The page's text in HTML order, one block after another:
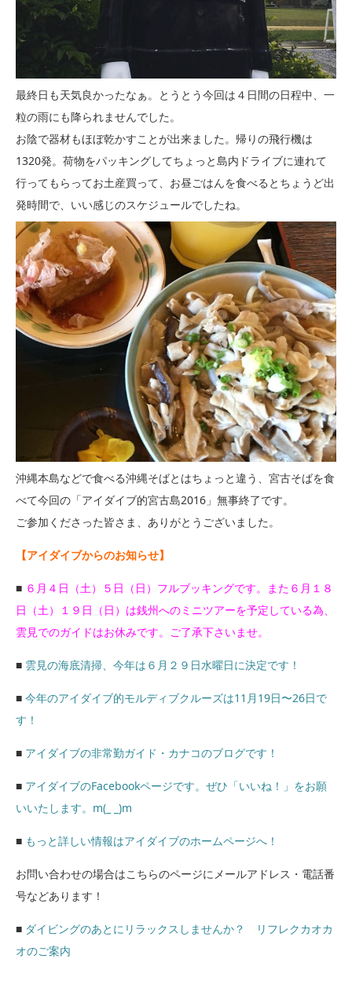
最終日も天気良かったなぁ。とうとう今回は４日間の日程中、一
粒の雨にも降られませんでした。
お陰で器材もほぼ乾かすことが出来ました。帰りの飛行機は
1320発。荷物をパッキングしてちょっと島内ドライブに連れて
行ってもらってお土産買って、お昼ごはんを食べるとちょうど出
発時間で、いい感じのスケジュールでしたね。
沖縄本島などで食べる沖縄そばとはちょっと違う、宮古そばを食
べて今回の「アイダイブ的宮古島2016」無事終了です。
ご参加くださった皆さま、ありがとうございました。
【アイダイブからのお知らせ】
■ ６月４日（土）５日（日）フルブッキングです。また６月１８
日（土）１９日（日）は銭州へのミニツアーを予定している為、
雲見でのガイドはお休みです。ご了承下さいませ。
■ 雲見の海底清掃、今年は６月２９日水曜日に決定です！
■ 今年のアイダイブ的モルディブクルーズは11月19日〜26日で
す！
■ アイダイブの非常勤ガイド・カナコのブログです！
■ アイダイブのFacebookページです。ぜひ「いいね！」をお願
いいたします。m(_ _)m
■ もっと詳しい情報はアイダイブのホームページへ！
お問い合わせの場合はこちらのページにメールアドレス・電話番
号などあります！
■ ダイビングのあとにリラックスしませんか？ リフレクカオカ
オのご案内